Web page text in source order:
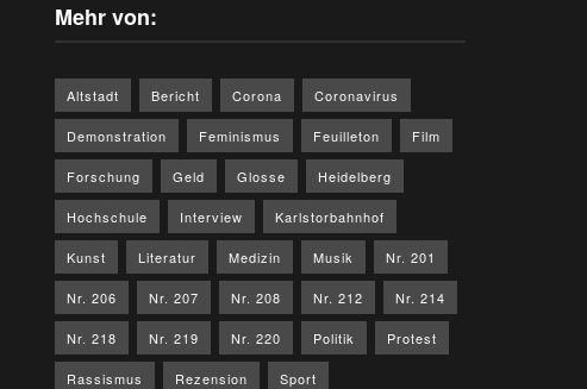
Mehr von:
Altstadt Bericht Corona Coronavirus
Demonstration Feminismus Feuilleton Film
Forschung Geld Glosse Heidelberg
Hochschule Interview Karlstorbahnhof
Kunst Literatur Medizin Musik Nr. 201
Nr. 206 Nr. 207 Nr. 208 Nr. 212 Nr. 214
Nr. 218 Nr. 219 Nr. 220 Politik Protest
Rassismus Rezension Sport